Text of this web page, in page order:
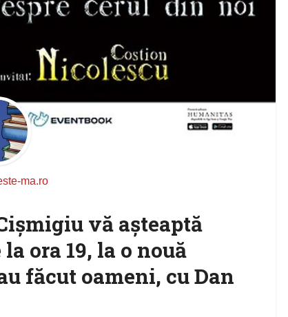
ma.ro
vă așteaptă
ora 19, la o nouă
făcut oameni, cu Dan